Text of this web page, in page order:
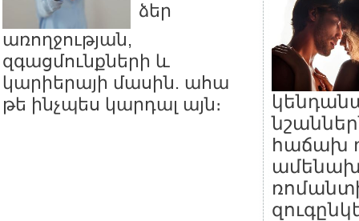
ձեր
առողջության,
զգացմունքների և
կարիերայի մասին. ահա
թե ինչպես կարդալ այն։
հաճախ